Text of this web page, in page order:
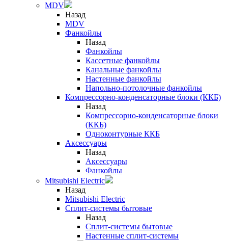
MDV
Назад
MDV
Фанкойлы
Назад
Фанкойлы
Кассетные фанкойлы
Канальные фанкойлы
Настенные фанкойлы
Напольно-потолочные фанкойлы
Компрессорно-конденсаторные блоки (ККБ)
Назад
Компрессорно-конденсаторные блоки
(ККБ)
Одноконтурные ККБ
Аксессуары
Назад
Аксессуары
Фанкойлы
Mitsubishi Electric
Назад
Mitsubishi Electric
Сплит-системы бытовые
Назад
Сплит-системы бытовые
Настенные сплит-системы